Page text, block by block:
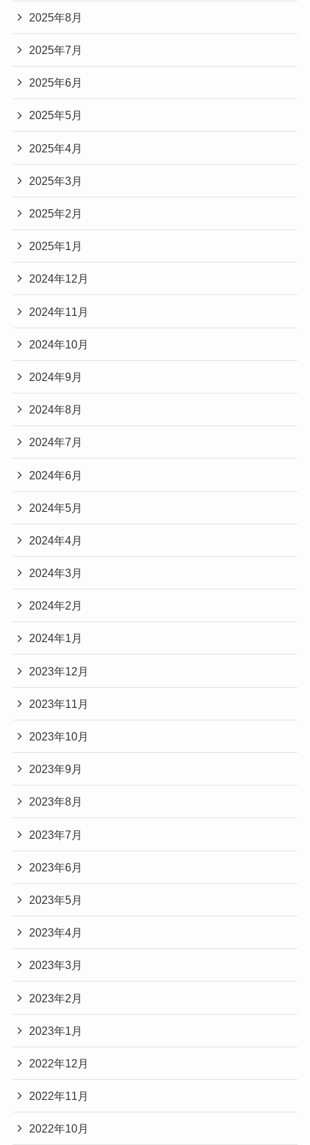
2025年8月
2025年7月
2025年6月
2025年5月
2025年4月
2025年3月
2025年2月
2025年1月
2024年12月
2024年11月
2024年10月
2024年9月
2024年8月
2024年7月
2024年6月
2024年5月
2024年4月
2024年3月
2024年2月
2024年1月
2023年12月
2023年11月
2023年10月
2023年9月
2023年8月
2023年7月
2023年6月
2023年5月
2023年4月
2023年3月
2023年2月
2023年1月
2022年12月
2022年11月
2022年10月